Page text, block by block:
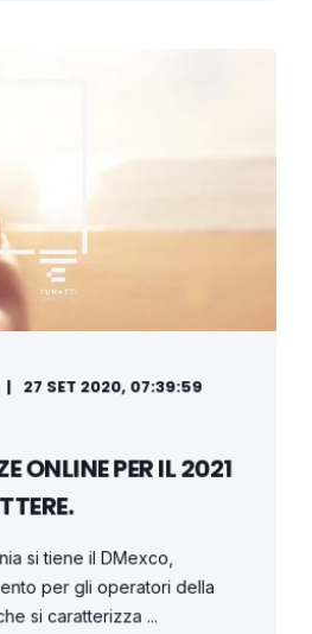
27 SET 2020, 07:39:59
ONLINE PER IL 2021
si tiene il DMexco,
per gli operatori della
si caratterizza ...